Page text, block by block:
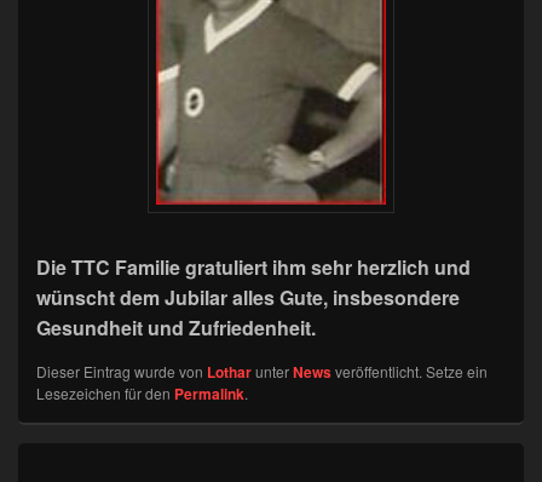
Die TTC Familie gratuliert ihm sehr herzlich und
wünscht dem Jubilar alles Gute, insbesondere
Gesundheit und Zufriedenheit.
Dieser Eintrag wurde von LotharunterNewsveröffentlicht. Setze ein
Lesezeichen für den Permalink.